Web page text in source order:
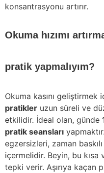
konsantrasyonu artırır.
Okuma hızımı
pratik yapmalıyım?
Okuma kasını geliştirmek
pratikler uzun süreli ve
etkilidir. İdeal olan, günde
pratik seansları
egzersizleri, zaman
içermelidir. Beyin, bu
tepki verir. Aşırıya kaçan